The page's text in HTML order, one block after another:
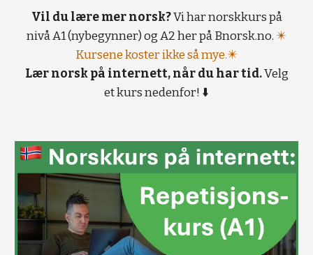
Vil du lære mer norsk?Vi har norskkurs på
nivå A1 (nybegynner) og A2 her på Bnorsk.no. ✴️
Kursene koster ikke så mye.✴️
Lær norsk på internett, når du har tid.Velg
et kurs nedenfor! ⬇️